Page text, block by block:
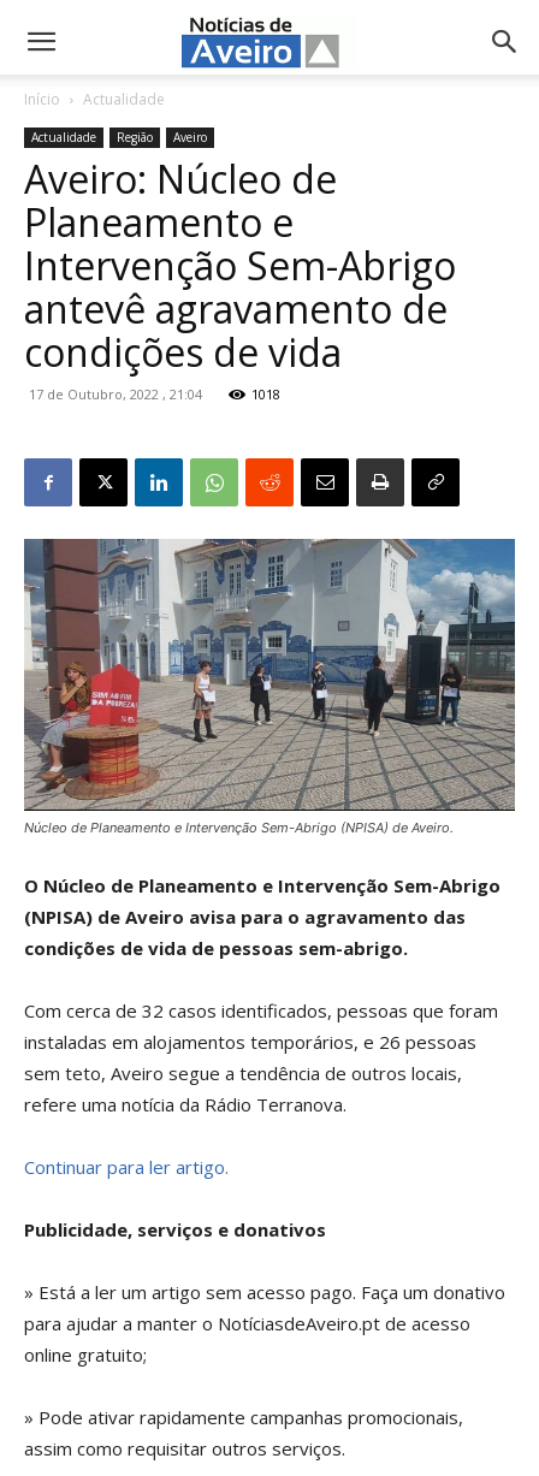
NotíciasdeAveiro.pt
Início Actualidade
Actualidade Região Aveiro
Aveiro: Núcleo de
Planeamento e
Intervenção Sem-Abrigo
antevê agravamento de
condições de vida
17 de Outubro, 2022 , 21:04 1018
Núcleo de Planeamento e Intervenção Sem-Abrigo (NPISA) de Aveiro.
O Núcleo de Planeamento e Intervenção Sem-Abrigo
(NPISA) de Aveiro avisa para o agravamento das
condições de vida de pessoas sem-abrigo.
Com cerca de 32 casos identificados, pessoas que foram
instaladas em alojamentos temporários, e 26 pessoas
sem teto, Aveiro segue a tendência de outros locais,
refere uma notícia da Rádio Terranova.
Continuar para ler artigo.
Publicidade, serviços e donativos
» Está a ler um artigo sem acesso pago. Faça um donativo
para ajudar a manter o NotíciasdeAveiro.pt de acesso
online gratuito;
» Pode ativar rapidamente campanhas promocionais,
assim como requisitar outros serviços.